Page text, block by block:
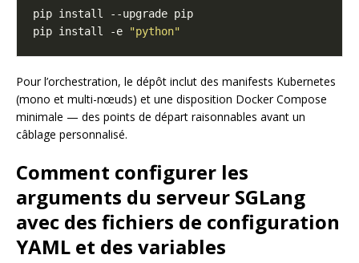
pip install -e
"python"
Pour l’orchestration, le dépôt inclut des manifests Kubernetes
(mono et multi-nœuds) et une disposition Docker Compose
minimale — des points de départ raisonnables avant un
câblage personnalisé.
Comment configurer les
arguments du serveur SGLang
avec des fichiers de configuration
YAML et des variables